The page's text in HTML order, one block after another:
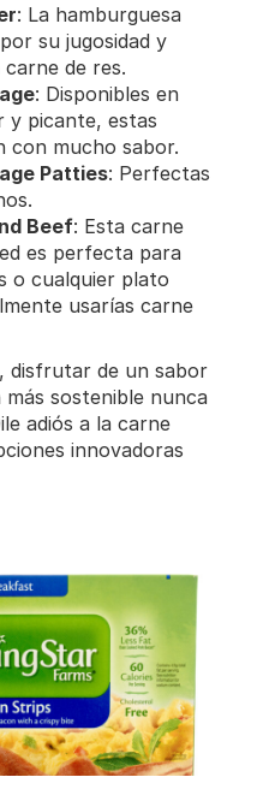
: La hamburguesa
su jugosidad y
de res.
: Disponibles en
y picante, estas
con mucho sabor.
Patties: Perfectas
Beef: Esta carne
es perfecta para
o cualquier plato
usarías carne
disfrutar de un sabor
sostenible nunca
adiós a la carne
innovadoras